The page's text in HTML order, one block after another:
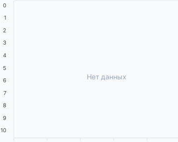
0
1
2
3
4
5
6
7
8
9
10
Нет данных